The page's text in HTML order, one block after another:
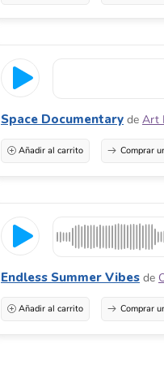
Space Documentary de Art
Añadir al carrito Comprar
Endless Summer Vibes de
Añadir al carrito Comprar